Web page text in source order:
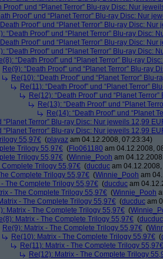
Proof” und “Planet Terror” Blu-ray Disc: Nur
Proof” und “Planet Terror” Blu-ray Disc: Nur
Proof” und “Planet Terror” Blu-ray Disc:
“Death Proof” und “Planet Terror” Blu-ray Disc:
Proof” und “Planet Terror” Blu-ray Disc:
“Death Proof” und “Planet Terror” Blu-ray Disc:
“Death Proof” und “Planet Terror” Blu-ray
Re(9): “Death Proof” und “Planet Terror” Blu-ray
Re(10): “Death Proof” und “Planet Terror”
Re(11): “Death Proof” und “Planet Terror”
Re(12): “Death Proof” und “Planet
Re(13): “Death Proof” und “Planet
Re(14): “Death Proof” und “Planet
“Planet Terror” Blu-ray Disc: Nur jeweils 12,99
“Planet Terror” Blu-ray Disc: Nur jeweils 12,99
55,97€ (playaz am 04.12.2008, 07:23:34)
Trilogy 55,97€ (Flo061180 am 04.12.2008,
Trilogy 55,97€ (Winnie_Pooh am
Complete Trilogy 55,97€ (ducduc am
Complete Trilogy 55,97€ (Winnie_Pooh am
- The Complete Trilogy 55,97€ (ducduc am
- The Complete Trilogy 55,97€ (Winnie_Pooh
- The Complete Trilogy 55,97€ (ducduc am
Matrix - The Complete Trilogy 55,97€ (
Matrix - The Complete Trilogy 55,97€ (ducduc
Re(9): Matrix - The Complete Trilogy 55,97€ (
Re(10): Matrix - The Complete Trilogy 55,97€ (
Re(11): Matrix - The Complete Trilogy 55,97€
Re(12): Matrix - The Complete Trilogy